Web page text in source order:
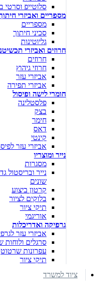
סלוטייפ וסרטי
מספריים ואביזרי
מספריים
סכיני חיתוך
גליוטינות
חרוזים ואביזרי
חרוזים
חרוזי גיהוץ
אביזרי עזר
אביזרי תפירה
חומרי לישה ופיסול
פלסטלינה
בצק
חימר
דאס
קינטי
אביזרי עזר
נייר ומוצריו
מסגרות
נייר ובריסטול
שונים
קרטון ביצוע
בלוקים לציור
תיקי ציור
אוריגמי
גרפיקה ואדריכלות
אביזרי עזר
סרגלים ולוחות
עפרונות שרטוט
תיקי ציור
ציוד למשרד